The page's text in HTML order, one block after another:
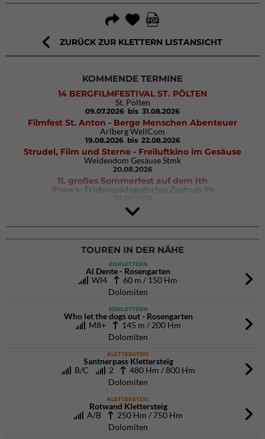
ZURÜCK ZUR KLETTERN LISTANSICHT
KOMMENDE TERMINE
14 BERGFILMFESTIVAL ST. PÖLTEN
St. Pölten
09.07.2026 bis 31.08.2026
Filmfest St. Anton - Berge Menschen Abenteuer
Arlberg WellCom
19.08.2026 bis 22.08.2026
Strudel, Film und Sterne - Freiluftkino im Gesäuse
Weidendom Gesäuse Stmk
20.08.2026
11. großes Sommerfest auf dem Ith
Ithwerk- Erlebnispädagogisches Zentrum Ith
4Blocs KIDS 2026
DAV Kletter- & Boulderzentrum München Süd (Thalkirchen)
26.09.2026
TOUREN IN DER NÄHE
EISKLETTERN
Al Dente - Rosengarten
WI4
60 m / 150 Hm
Dolomiten
EISKLETTERN
Who let the dogs out - Rosengarten
M8+ 145 m / 200 Hm
Dolomiten
KLETTERSTEIG
Santnerpass Klettersteig
B/C
2 480 Hm / 800 Hm
Dolomiten
KLETTERSTEIG
Rotwand Klettersteig
A/B 250 Hm / 750 Hm
Dolomiten